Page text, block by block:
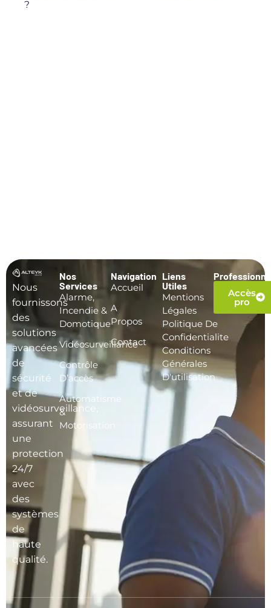
?
Nous
fournissons
des
solutions
avancées
de
sécurité
et de
vidéosurveillance,
assurant
une
protection
24/7
avec
des
systèmes
de
haute
qualité.
Nos
Services
Alarme,
Incendie &
Domotique
Vidéosurveillance
Contrôle
D’accès
Automatisme
&
Motorisation
Navigation
Accueil
A
Propos
Contact
Liens
Utiles
Mentions
Légales
Politique De
Confidentialite
Conditions
Générales
D'utilisation
Accès
pro